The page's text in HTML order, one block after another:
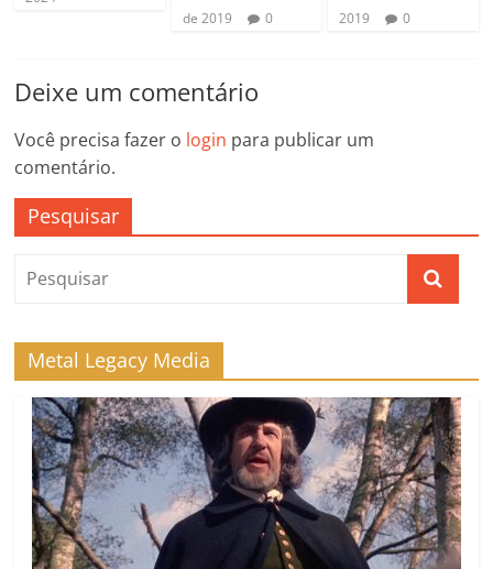
de 2019
0
2019
0
Deixe um comentário
Você precisa fazer o login para publicar um
comentário.
Pesquisar
Metal Legacy Media